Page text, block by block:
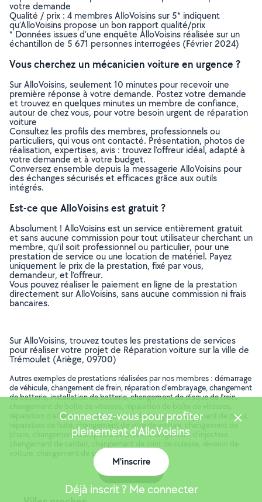
votre demande
Qualité / prix : 4 membres AlloVoisins sur 5* indiquent
qu’AlloVoisins propose un bon rapport qualité/prix
* Données issues d’une enquête AlloVoisins réalisée sur un
échantillon de 5 671 personnes interrogées (Février 2024)
Vous cherchez un mécanicien voiture en urgence ?
Sur AlloVoisins, seulement 10 minutes pour recevoir une
première réponse à votre demande. Postez votre demande
et trouvez en quelques minutes un membre de confiance,
autour de chez vous, pour votre besoin urgent de réparation
voiture
Consultez les profils des membres, professionnels ou
particuliers, qui vous ont contacté. Présentation, photos de
réalisation, expertises, avis : trouvez l'offreur idéal, adapté à
votre demande et à votre budget.
Conversez ensemble depuis la messagerie AlloVoisins pour
des échanges sécurisés et efficaces grâce aux outils
intégrés.
Est-ce que AlloVoisins est gratuit ?
Absolument ! AlloVoisins est un service entièrement gratuit
et sans aucune commission pour tout utilisateur cherchant un
membre, qu’il soit professionnel ou particulier, pour une
prestation de service ou une location de matériel. Payez
uniquement le prix de la prestation, fixé par vous,
demandeur, et l’offreur.
Vous pouvez réaliser le paiement en ligne de la prestation
directement sur AlloVoisins, sans aucune commission ni frais
bancaires.
Sur AlloVoisins, trouvez toutes les prestations de services
pour réaliser votre projet de Réparation voiture sur la ville de
Trémoulet (Ariège, 09700)
Autres exemples de prestations réalisées par nos membres : démarrage
de véhicule, changement de frein, réparation d'embrayage, changement
de batterie, installation de batterie, changement de disque de frein,
réparation d'alternateur, changement de bougie, changement de pneu,
réparation de fuite, changement de vitre de voiture, changement de
phare, changement d'ampoule de phare, changement d'injecteur,
voiture, changement de pompe à peau, ..
Connectez-vous pour profiter
pleinement d'AlloVoisins
M'inscrire
Déjà inscrit ? Me connecter